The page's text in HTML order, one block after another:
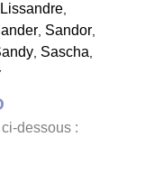
Lissandre,
, Sandor,
, Sascha,
dessous :